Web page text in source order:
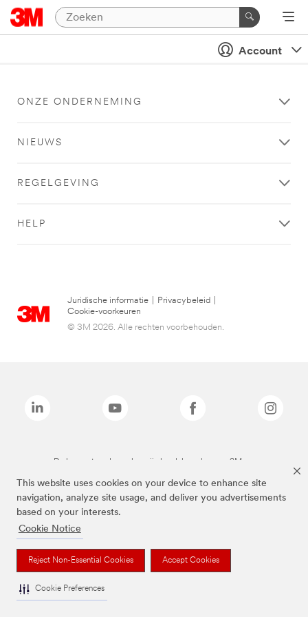
This website uses cookies on your device to enhance site
navigation, analyze site usage, and deliver you advertisements
based on your interests.
Cookie Notice
Reject Non-Essential Cookies Accept Cookies
Cookie Preferences
Account
ONZE ONDERNEMING
NIEUWS
REGELGEVING
HELP
Juridische informatie Privacybeleid
Cookie-voorkeuren
© 3M 2026. Alle rechten voorbehouden.
De bovenstaande merken zijn handelsmerken van 3M.we